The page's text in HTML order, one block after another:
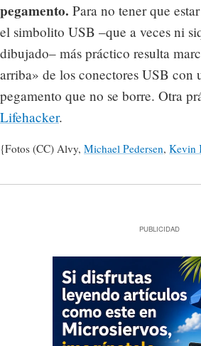
pegamento. Para no tener que
el simbolito USB –que a veces ni
dibujado– más práctico resulta
arriba» de los conectores USB con
pegamento que no se borre. Otra
Lifehacker.
{Fotos (CC) Alvy, Michael Pedersen, Kevin
PUBLICIDAD